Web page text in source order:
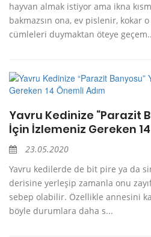
hayvan almak istiyor ama ikna
bakmazsın ona, ev pislenir, kokar
cümleleri duymaktan öteye
Yavru Kedinize “Parazit
İçin İzlemeniz Gereken
23.05.2020
Yavru kedilerde de bit pire ya da
derisine yerleşip zamanla onu
sebep olabilir. Özellikle annesini
böyle durumlara daha s...